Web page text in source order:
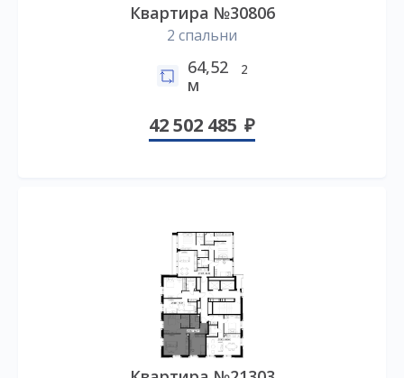
Квартира №30806
2 спальни
64,52
м
2
42 502 485